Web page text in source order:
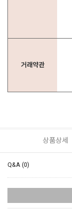
거래약관
상품상세
Q&A (0)